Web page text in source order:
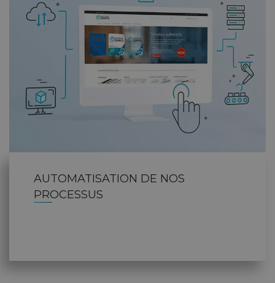
AUTOMATISATION DE NOS
PROCESSUS